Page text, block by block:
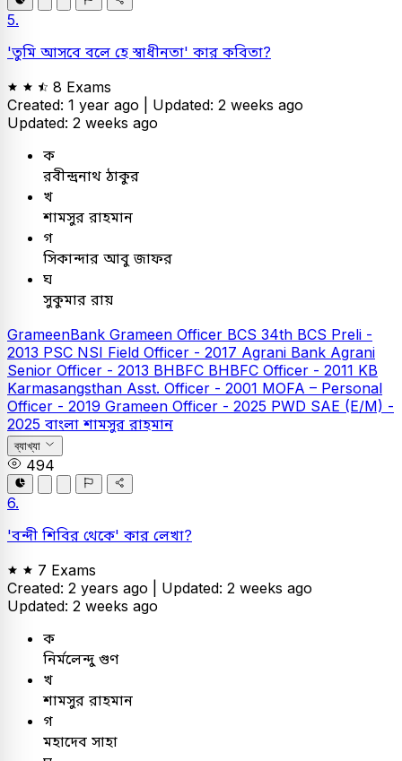
5.
'তুমি আসবে বলে হে স্বাধীনতা' কার কবিতা?
8 Exams
Created: 1 year ago | Updated: 2 weeks ago
Updated: 2 weeks ago
ক
রবীন্দ্রনাথ ঠাকুর
খ
শামসুর রাহমান
গ
সিকান্দার আবু জাফর
ঘ
সুকুমার রায়
GrameenBank Grameen Officer BCS 34th BCS Preli -
2013 PSC NSI Field Officer - 2017 Agrani Bank Agrani
Senior Officer - 2013 BHBFC BHBFC Officer - 2011 KB
Karmasangsthan Asst. Officer - 2001 MOFA – Personal
Officer - 2019 Grameen Officer - 2025 PWD SAE (E/M) -
2025 বাংলাশামসুর রাহমান
ব্যাখ্যা
494
6.
'বন্দী শিবির থেকে' কার লেখা?
7 Exams
Created: 2 years ago | Updated: 2 weeks ago
Updated: 2 weeks ago
ক
নির্মলেন্দু গুণ
খ
শামসুর রাহমান
গ
মহাদেব সাহা